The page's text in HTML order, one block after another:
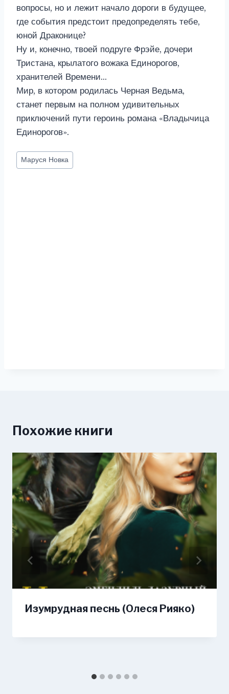
вопросы, но и лежит начало дороги в будущее,
где события предстоит предопределять тебе,
юной Драконице?
Ну и, конечно, твоей подруге Фрэйе, дочери
Тристана, крылатого вожака Единорогов,
хранителей Времени…
Мир, в котором родилась Черная Ведьма,
станет первым на полном удивительных
приключений пути героинь романа «Владычица
Единорогов».
Метки
записи:
Маруся Новка
Похожие книги
Изумрудная песнь (Олеся Рияко)